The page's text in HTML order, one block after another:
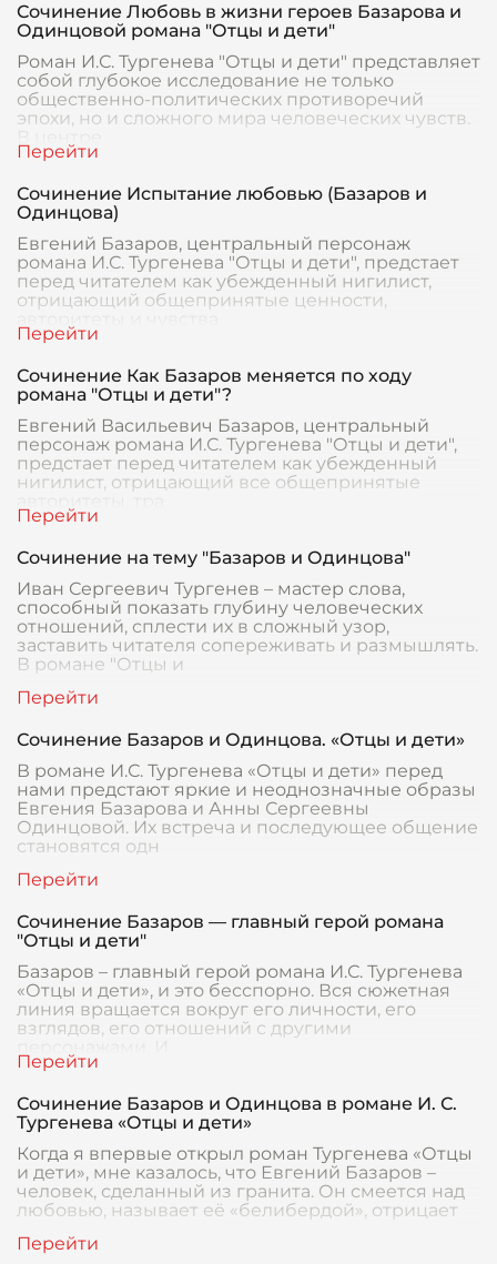
Сочинение Любовь в жизни героев Базарова и
Одинцовой романа "Отцы и дети"
Роман И.С. Тургенева "Отцы и дети" представляет
собой глубокое исследование не только
общественно-политических противоречий
эпохи, но и сложного мира человеческих чувств.
В центре
Сочинение Испытание любовью (Базаров и
Одинцова)
Евгений Базаров, центральный персонаж
романа И.С. Тургенева "Отцы и дети", предстает
перед читателем как убежденный нигилист,
отрицающий общепринятые ценности,
Сочинение Как Базаров меняется по ходу
романа "Отцы и дети"?
Евгений Васильевич Базаров, центральный
персонаж романа И.С. Тургенева "Отцы и дети",
предстает перед читателем как убежденный
нигилист, отрицающий все общепринятые
Сочинение на тему "Базаров и Одинцова"
Иван Сергеевич Тургенев – мастер слова,
способный показать глубину человеческих
отношений, сплести их в сложный узор,
заставить читателя сопереживать и размышлять.
В романе "Отцы и
Сочинение Базаров и Одинцова. «Отцы и дети»
В романе И.С. Тургенева «Отцы и дети» перед
нами предстают яркие и неоднозначные образы
Евгения Базарова и Анны Сергеевны
Одинцовой. Их встреча и последующее общение
становятся одн
Сочинение Базаров — главный герой романа
"Отцы и дети"
Базаров – главный герой романа И.С. Тургенева
«Отцы и дети», и это бесспорно. Вся сюжетная
линия вращается вокруг его личности, его
взглядов, его отношений с другими
персонажами. И
Сочинение Базаров и Одинцова в романе И. С.
Тургенева «Отцы и дети»
Когда я впервые открыл роман Тургенева «Отцы
и дети», мне казалось, что Евгений Базаров –
человек, сделанный из гранита. Он смеется над
любовью, называет её «белибердой», отрицает